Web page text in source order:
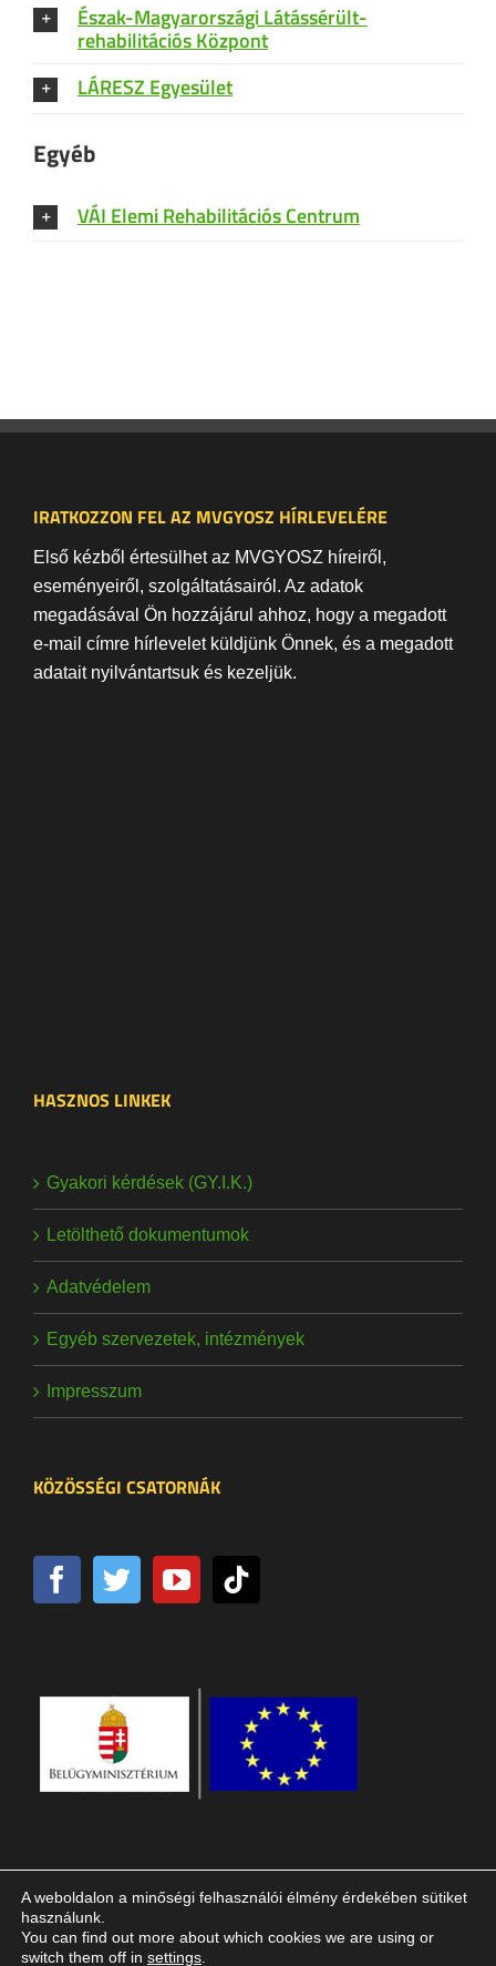
Észak-Magyarországi Látássérült-
rehabilitációs Központ
LÁRESZ Egyesület
Egyéb
VÁI Elemi Rehabilitációs Centrum
IRATKOZZON FEL AZ MVGYOSZ HÍRLEVELÉRE
Első kézből értesülhet az MVGYOSZ híreiről,
eseményeiről, szolgáltatásairól. Az adatok
megadásával Ön hozzájárul ahhoz, hogy a megadott
e-mail címre hírlevelet küldjünk Önnek, és a megadott
adatait nyilvántartsuk és kezeljük.
HASZNOS LINKEK
Gyakori kérdések (GY.I.K.)
Letölthető dokumentumok
Adatvédelem
Egyéb szervezetek, intézmények
Impresszum
KÖZÖSSÉGI CSATORNÁK
A weboldalon a minőségi felhasználói élmény érdekében sütiket
használunk.
You can find out more about which cookies we are using or
switch them off in settings